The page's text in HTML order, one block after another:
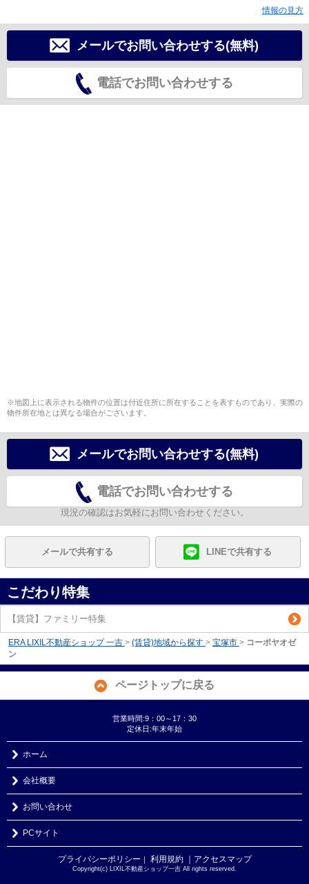
情報の見方
メールでお問い合わせする(無料)
電話でお問い合わせする
※地図上に表示される物件の位置は付近住所に所在することを表すものであり、実際の
物件所在地とは異なる場合がございます。
メールでお問い合わせする(無料)
電話でお問い合わせする
現況の確認はお気軽にお問い合わせください。
メールで共有する LINEで共有する
こだわり特集
【賃貸】ファミリー特集
ERA LIXIL不動産ショップ 一吉 > (賃貸)地域から探す > 宝塚市 > コーポヤオゼ
ン
ページトップに戻る
営業時間:9：00～17：30
定休日:年末年始
ホーム
会社概要
お問い合わせ
PCサイト
プライバシーポリシー 利用規約 ｜アクセスマップ
Copyright(c) LIXIL不動産ショップ一吉 All rights reserved.